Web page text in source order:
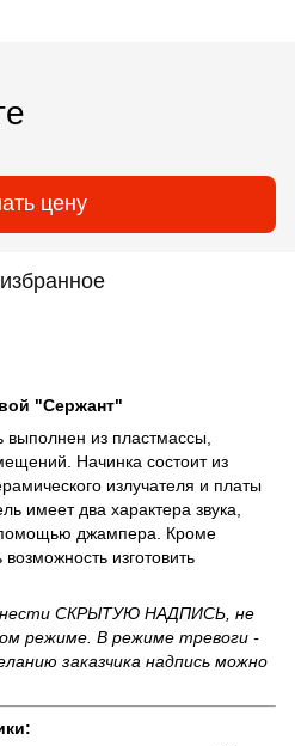
цену
"Сержант"
выполнен из пластмассы,
Начинка состоит из
излучателя и платы
имеет два характера звука,
джампера. Кроме
изготовить
СКРЫТУЮ НАДПИСЬ, не
режиме. В режиме тревоги -
заказчика надпись можно